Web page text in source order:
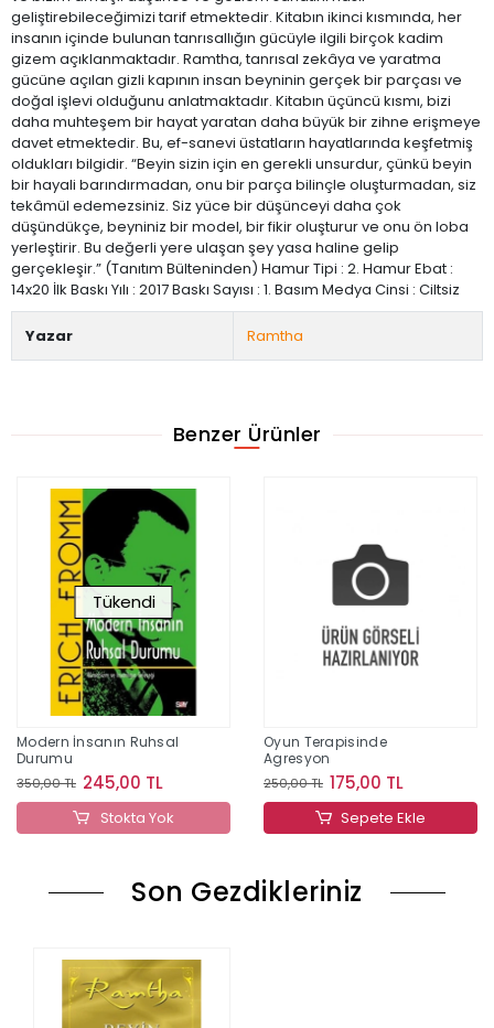
geliştirebileceğimizi tarif etmektedir. Kitabın ikinci kısmında, her
insanın içinde bulunan tanrısallığın gücüyle ilgili birçok kadim
gizem açıklanmaktadır. Ramtha, tanrısal zekâya ve yaratma
gücüne açılan gizli kapının insan beyninin gerçek bir parçası ve
doğal işlevi olduğunu anlatmaktadır. Kitabın üçüncü kısmı, bizi
daha muhteşem bir hayat yaratan daha büyük bir zihne erişmeye
davet etmektedir. Bu, ef-sanevi üstatların hayatlarında keşfetmiş
oldukları bilgidir. “Beyin sizin için en gerekli unsurdur, çünkü beyin
bir hayali barındırmadan, onu bir parça bilinçle oluşturmadan, siz
tekâmül edemezsiniz. Siz yüce bir düşünceyi daha çok
düşündükçe, beyniniz bir model, bir fikir oluşturur ve onu ön loba
yerleştirir. Bu değerli yere ulaşan şey yasa haline gelip
gerçekleşir.” (Tanıtım Bülteninden) Hamur Tipi : 2. Hamur Ebat :
14x20 İlk Baskı Yılı : 2017 Baskı Sayısı : 1. Basım Medya Cinsi : Ciltsiz
Yazar Ramtha
Benzer Ürünler
Tükendi
Modern İnsanın Ruhsal
Durumu
350,00 TL 245,00 TL
Stokta Yok
Oyun Terapisinde
Agresyon
250,00 TL 175,00 TL
Sepete Ekle
Son Gezdikleriniz